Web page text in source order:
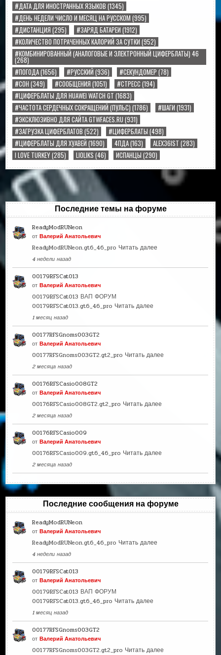
#ДАТА ДЛЯ ИНОСТРАННЫХ ЯЗЫКОВ (1345)
#ДЕНЬ НЕДЕЛИ ЧИСЛО И МЕСЯЦ НА РУССКОМ (995)
#ДИСТАНЦИЯ (295) #ЗАРЯД БАТАРЕИ (1912)
#КОЛИЧЕСТВО ПОТРАЧЕННЫХ КАЛОРИЙ ЗА СУТКИ (952)
#КОМБИНИРОВАННЫЙ (АНАЛОГОВЫЕ И ЭЛЕКТРОННЫЙ ЦИФЕРБЛАТЫ) 46
(268)
#ПОГОДА(1656) #РУССКИЙ (936) #СЕКУНДОМЕР (78)
#СОН (349) #СООБЩЕНИЯ (1051) #СТРЕСС (194)
#ЦИФЕРБЛАТЫ ДЛЯ HUAWEI WATCH GT (1683)
#ЧАСТОТА СЕРДЕЧНЫХ СОКРАЩЕНИЙ (ПУЛЬС) (1786) #ШАГИ (1931)
#ЭКСКЛЮЗИВНО ДЛЯ САЙТА GTWFACES.RU (931)
#ЗАГРУЗКА ЦИФЕРБЛАТОВ (522) #ЦИФЕРБЛАТЫ (498)
#ЦИФЕРБЛАТЫ ДЛЯ ХУАВЕЙ (1690) 4ПДА(163) ALEX36IST (283)
I LOVE TURKEY(285) LIOLIKS (46) ИСПАНЦЫ (290)
Последние темы на форуме
ReadyModRUNeon
отВалерий Анатольевич
ReadyModRUNeon.gt6_46_pro Читать далее
4 недели назад
00179RFSCat013
отВалерий Анатольевич
00179RFSCat013 ВАП ФОРУМ
00179RFSCat013.gt6_46_pro Читать далее
1 месяц назад
00177RFSGnoms003GT2
отВалерий Анатольевич
00177RFSGnoms003GT2.gt2_pro Читать далее
2 месяца назад
00176RFSCasio008GT2
отВалерий Анатольевич
00176RFSCasio008GT2.gt2_pro Читать далее
2 месяца назад
00176RFSCasio009
отВалерий Анатольевич
00176RFSCasio009.gt6_46_pro Читать далее
2 месяца назад
Последние сообщения на форуме
ReadyModRUNeon
отВалерий Анатольевич
ReadyModRUNeon.gt6_46_pro Читать далее
4 недели назад
00179RFSCat013
отВалерий Анатольевич
00179RFSCat013 ВАП ФОРУМ
00179RFSCat013.gt6_46_pro Читать далее
1 месяц назад
00177RFSGnoms003GT2
отВалерий Анатольевич
00177RFSGnoms003GT2.gt2_pro Читать далее